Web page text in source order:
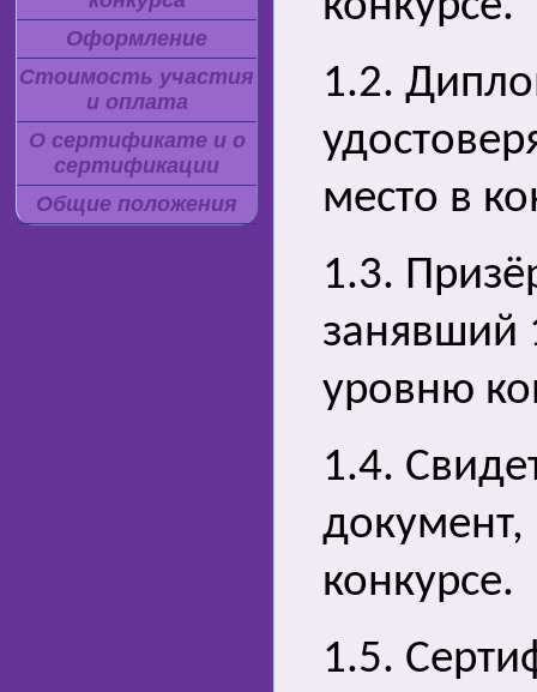
Оформление
Стоимость участия
и оплата
О сертификате и о
сертификации
Общие положения
1.2.
место в
1.3.
занявший
уровню
1.4.
конкурсе.
1.5.